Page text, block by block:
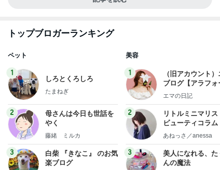
トップブロガーランキング
ペット
1
しろとくろしろ
たまねぎ
2
母さんは今日も世話を
やく
藤緒 ミルカ
3
白柴 『きなこ』 のお気
楽ブログ
美容
1
（旧アカウント
ブログ【アラフォ
社売却セカンドラ
エマの日記
2
リトルミニマリス
ビューティコラ
little
あねっさ／anessa
3
美人になれる、た
んの魔法